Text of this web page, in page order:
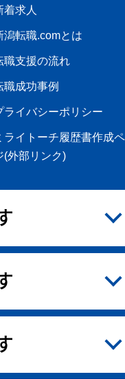
着求人
潟転職.comとは
職支援の流れ
職成功事例
ライバシーポリシー
ライトーチ履歴書作成ペ
(外部リンク)